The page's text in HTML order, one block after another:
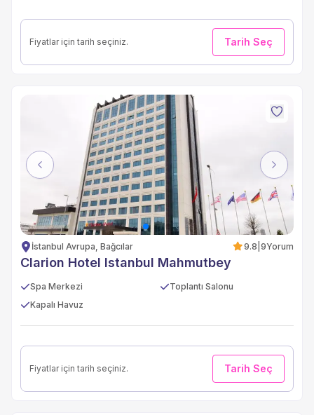
Fiyatlar için tarih seçiniz. Tarih Seç
Previous Next
İstanbul Avrupa, Bağcılar 9.8 9Yorum
Clarion Hotel Istanbul Mahmutbey
Spa Merkezi
Toplantı Salonu
Kapalı Havuz
Fiyatlar için tarih seçiniz. Tarih Seç